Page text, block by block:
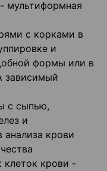
мультиформная
с корками в
и
формы или в
зависимый
с сыпью,
и
анализа крови
клеток крови -